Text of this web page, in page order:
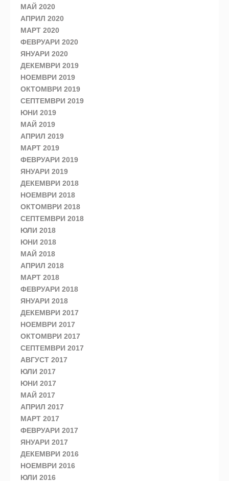
МАЙ 2020
АПРИЛ 2020
МАРТ 2020
ФЕВРУАРИ 2020
ЯНУАРИ 2020
ДЕКЕМВРИ 2019
НОЕМВРИ 2019
ОКТОМВРИ 2019
СЕПТЕМВРИ 2019
ЮНИ 2019
МАЙ 2019
АПРИЛ 2019
МАРТ 2019
ФЕВРУАРИ 2019
ЯНУАРИ 2019
ДЕКЕМВРИ 2018
НОЕМВРИ 2018
ОКТОМВРИ 2018
СЕПТЕМВРИ 2018
ЮЛИ 2018
ЮНИ 2018
МАЙ 2018
АПРИЛ 2018
МАРТ 2018
ФЕВРУАРИ 2018
ЯНУАРИ 2018
ДЕКЕМВРИ 2017
НОЕМВРИ 2017
ОКТОМВРИ 2017
СЕПТЕМВРИ 2017
АВГУСТ 2017
ЮЛИ 2017
ЮНИ 2017
МАЙ 2017
АПРИЛ 2017
МАРТ 2017
ФЕВРУАРИ 2017
ЯНУАРИ 2017
ДЕКЕМВРИ 2016
НОЕМВРИ 2016
ЮЛИ 2016